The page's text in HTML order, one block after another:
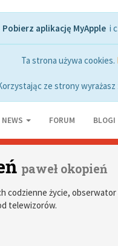
Pobierz aplikację MyApple i
Ta strona używa cookies.
ze strony
NEWS FORUM BLOGI
paweł okopień
codzienne życie,
telewizorów.